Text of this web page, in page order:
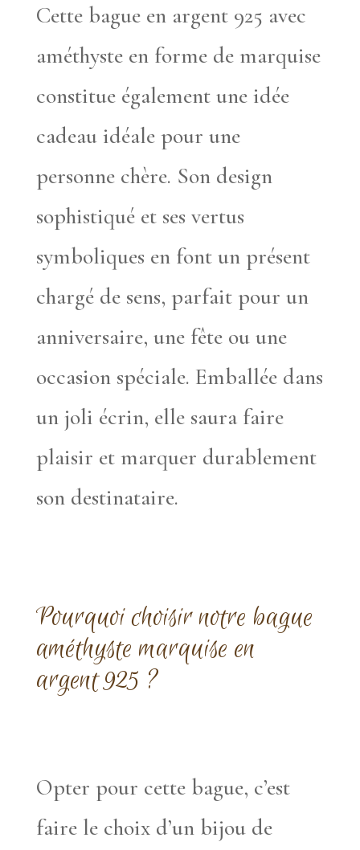
Cette bague en argent 925 avec
améthyste en forme de marquise
constitue également une idée
cadeau idéale pour une
personne chère. Son design
sophistiqué et ses vertus
symboliques en font un présent
chargé de sens, parfait pour un
anniversaire, une fête ou une
occasion spéciale. Emballée dans
un joli écrin, elle saura faire
plaisir et marquer durablement
son destinataire.
Pourquoi choisir notre bague
améthyste marquise en
argent 925 ?
Opter pour cette bague, c’est
faire le choix d’un bijou de